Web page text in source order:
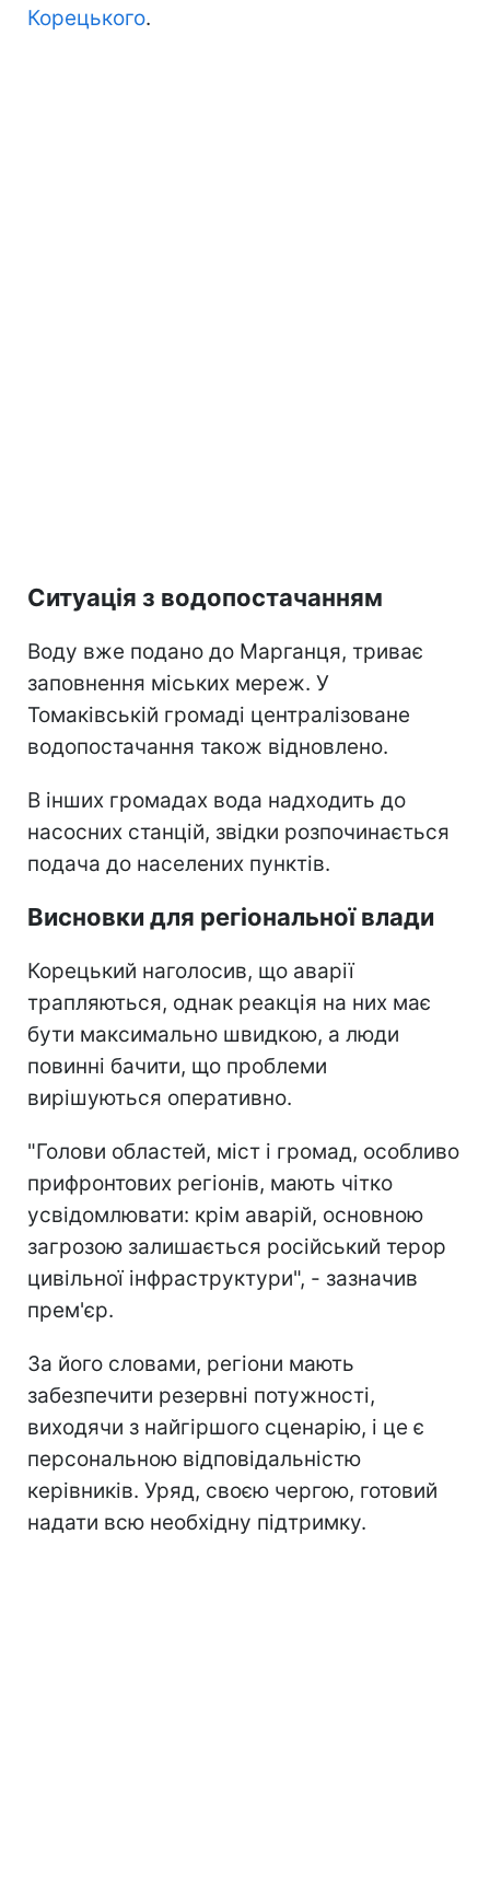
Корецького.
Ситуація з водопостачанням
Воду вже подано до Марганця, триває
заповнення міських мереж. У
Томаківській громаді централізоване
водопостачання також відновлено.
В інших громадах вода надходить до
насосних станцій, звідки розпочинається
подача до населених пунктів.
Висновки для регіональної влади
Корецький наголосив, що аварії
трапляються, однак реакція на них має
бути максимально швидкою, а люди
повинні бачити, що проблеми
вирішуються оперативно.
"Голови областей, міст і громад, особливо
прифронтових регіонів, мають чітко
усвідомлювати: крім аварій, основною
загрозою залишається російський терор
цивільної інфраструктури", - зазначив
прем'єр.
За його словами, регіони мають
забезпечити резервні потужності,
виходячи з найгіршого сценарію, і це є
персональною відповідальністю
керівників. Уряд, своєю чергою, готовий
надати всю необхідну підтримку.